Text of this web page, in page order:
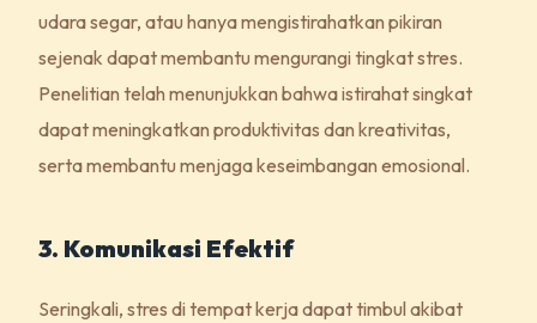
udara segar, atau hanya mengistirahatkan pikiran
sejenak dapat membantu mengurangi tingkat stres.
Penelitian telah menunjukkan bahwa istirahat singkat
dapat meningkatkan produktivitas dan kreativitas,
serta membantu menjaga keseimbangan emosional.
3. Komunikasi Efektif
Seringkali, stres di tempat kerja dapat timbul akibat